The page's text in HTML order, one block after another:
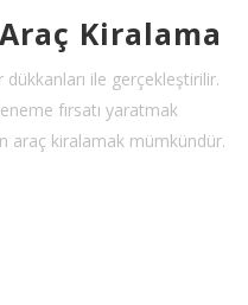
Kiralama
ile gerçekleştirilir.
fırsatı yaratmak
araç kiralamak mümkündür.